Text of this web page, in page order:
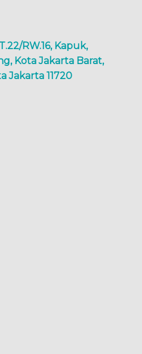
RW.16, Kapuk,
Kota Jakarta Barat,
Jakarta 11720